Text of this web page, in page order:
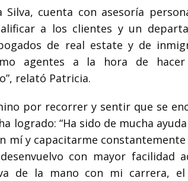
cuenta con asesoría
a los clientes y un
de real estate y de
agentes a la hora de
relató Patricia.
por recorrer y sentir que se
logrado: “Ha sido de mucha
mí y capacitarme
con mayor facilidad
de la mano con mi carrera,